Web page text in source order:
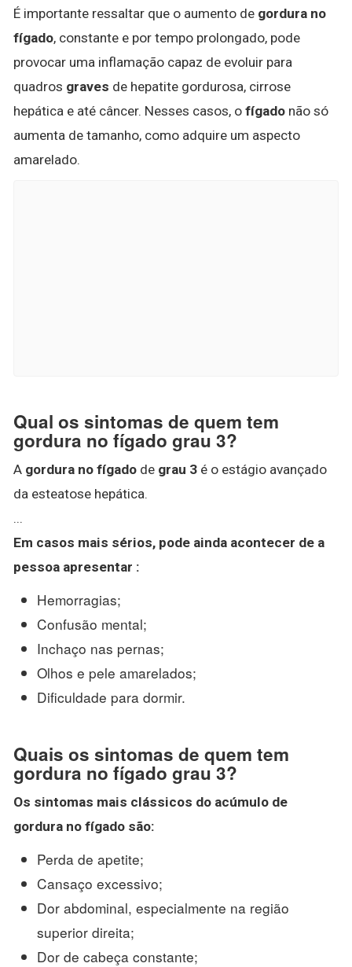
É importante ressaltar que o aumento de gordura no
fígado, constante e por tempo prolongado, pode
provocar uma inflamação capaz de evoluir para
quadros graves de hepatite gordurosa, cirrose
hepática e até câncer. Nesses casos, o fígado não só
aumenta de tamanho, como adquire um aspecto
amarelado.
Qual os sintomas de quem tem
gordura no fígado grau 3?
A gordura no fígado de grau 3 é o estágio avançado
da esteatose hepática.
...
Em casos mais sérios, pode ainda acontecer de a
pessoa apresentar :
Hemorragias;
Confusão mental;
Inchaço nas pernas;
Olhos e pele amarelados;
Dificuldade para dormir.
Quais os sintomas de quem tem
gordura no fígado grau 3?
Os sintomas mais clássicos do acúmulo de
gordura no fígado são:
Perda de apetite;
Cansaço excessivo;
Dor abdominal, especialmente na região
superior direita;
Dor de cabeça constante;